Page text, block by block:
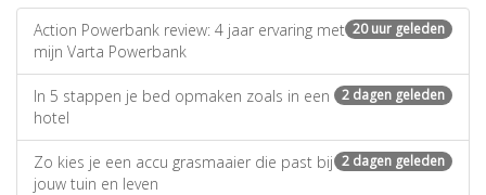
20 uur geleden
Action Powerbank review: 4 jaar ervaring met
mijn Varta Powerbank
2 dagen geleden
In 5 stappen je bed opmaken zoals in een
hotel
2 dagen geleden
Zo kies je een accu grasmaaier die past bij
jouw tuin en leven